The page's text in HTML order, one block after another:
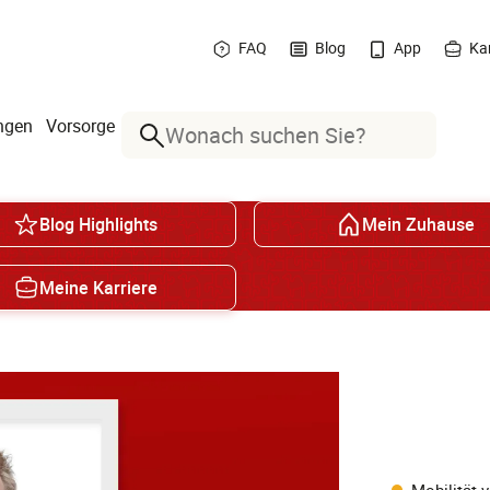
FAQ Blog App
Vorsorge
Suche
Blog Highlights Mein Zuhause
Meine Karriere